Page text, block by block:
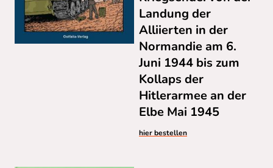
Landung der
Alliierten in der
Normandie am 6.
Juni 1944 bis zum
Kollaps der
Hitlerarmee an der
Elbe Mai 1945
hier bestellen